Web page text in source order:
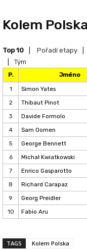
Kolem
Top 10 Pořadí etapy
Tým
P. Jméno
1
Simon Yates
2
Thibaut Pinot
3
Davide Formolo
4
Sam Oomen
5
George Bennett
6
Michał Kwiatkowski
7
Enrico Gasparotto
8
Richard Carapaz
9
Georg Preidler
10
Fabio Aru
TAGS Kolem Polska